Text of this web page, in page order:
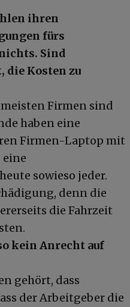
ihren
fürs
Sind
Kosten zu
Firmen sind
haben eine
Firmen-Laptop mit
eine
sowieso jeder.
denn die
die Fahrzeit
kein Anrecht auf
gehört, dass
der Arbeitgeber die